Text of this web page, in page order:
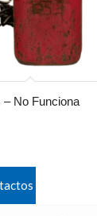
– No Funciona